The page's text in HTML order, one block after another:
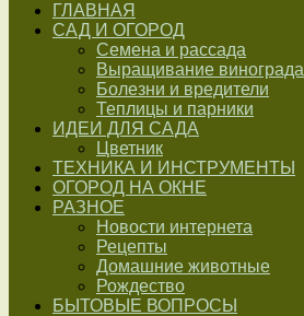
ГЛАВНАЯ
САД И ОГОРОД
Семена и рассада
Выращивание винограда
Болезни и вредители
Теплицы и парники
ИДЕИ ДЛЯ САДА
Цветник
ТЕХНИКА И ИНСТРУМЕНТЫ
ОГОРОД НА ОКНЕ
РАЗНОЕ
Новости интернета
Рецепты
Домашние животные
Рождество
БЫТОВЫЕ ВОПРОСЫ